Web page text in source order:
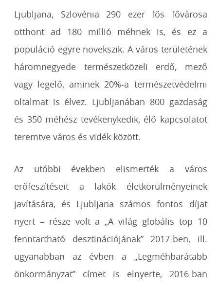
Ljubljana, Szlovénia 290 ezer fős fővárosa
otthont ad 180 millió méhnek is, és ez a
populáció egyre növekszik. A város területének
háromnegyede természetközeli erdő, mező
vagy legelő, aminek 20%-a természetvédelmi
oltalmat is élvez. Ljubljanában 800 gazdaság
és 350 méhész tevékenykedik, élő kapcsolatot
teremtve város és vidék között.
Az utóbbi években elismerték a város
erőfeszítéseit a lakók életkörülményeinek
javítására, és Ljubljana számos fontos díjat
nyert – része volt a „A világ globális top 10
fenntartható desztinációjának” 2017-ben, ill.
ugyanabban az évben a „Legméhbarátabb
önkormányzat” címet is elnyerte, 2016-ban